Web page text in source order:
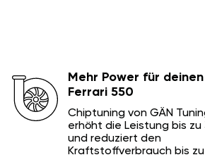
Mehr Power für deinen
Ferrari 550
Chiptuning von GÄN
erhöht die Leistung bis zu
und reduziert den
Kraftstoffverbrauch bis zu